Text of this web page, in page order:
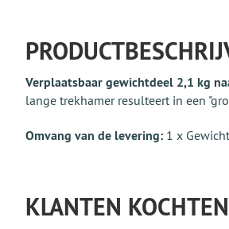
Verplaatsbaar gewichtdeel 2,1 kg
lange trekhamer resulteert in een
Omvang van de levering: 1 x
KLANTEN